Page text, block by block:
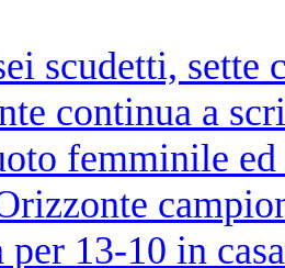
13-10 in